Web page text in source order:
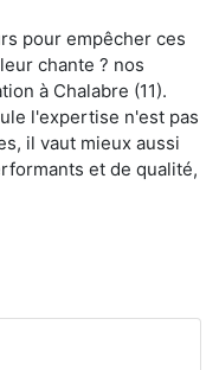
pour empêcher ces
chante ? nos
à Chalabre (11).
l'expertise n'est pas
il vaut mieux aussi
et de qualité,